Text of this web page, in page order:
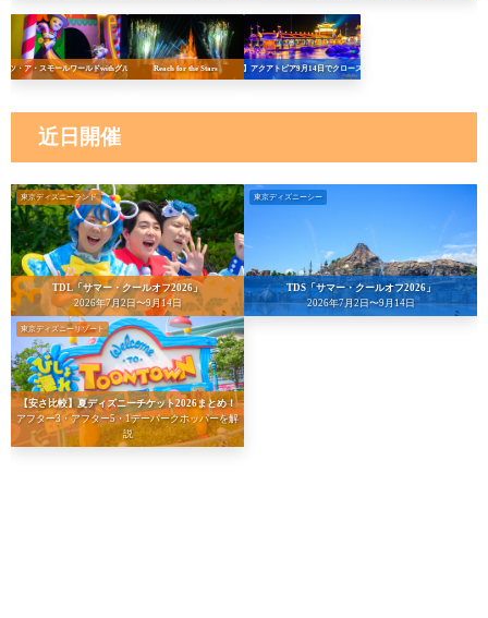
ッツ・ア・スモールワールドwithグルート Reach for the Stars 【悲報】アクアトピア9月14日でクローズへ…！
近日開催
東京ディズニーランド
TDL「サマー・クールオフ2026」
2026年7月2日〜9月14日
東京ディズニーシー
TDS「サマー・クールオフ2026」
2026年7月2日〜9月14日
東京ディズニーリゾート
【安さ比較】夏ディズニーチケット2026まとめ！
アフター3・アフター5・1デーパークホッパーを解
説